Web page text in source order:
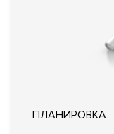
ПЛАНИРОВКА